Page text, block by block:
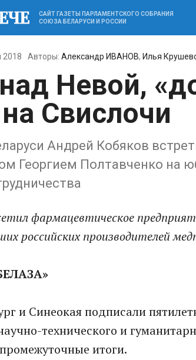
САЙТ ГАЗЕТЫ ПАРЛАМЕНТСКОГО СОБРАНИЯ
СОЮЗА БЕЛАРУСИ И РОССИИ
2018 Авторы: Александр ИВАНОВ, Илья
Невой,
Свислочи
Андрей Кобяков
Георгием Полтавченко на
фармацевтическое
российских производителей
и Синеокая подписали
технического и
итоги.